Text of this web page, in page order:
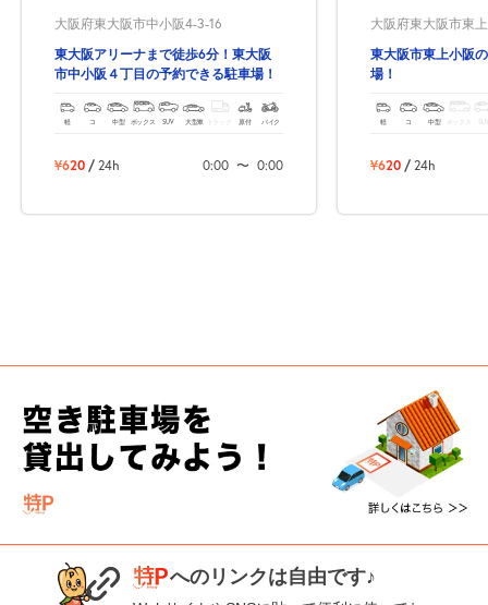
大阪府東大阪市中小阪4-3-16
東大阪アリーナまで徒歩6分！東大阪
市中小阪４丁目の予約できる駐車場！
軽 コ 中型 ボックス SUV 大型車 トラック 原付 バイク
¥620 / 24h 0:00 〜 0:00
大阪府東大阪市東
東大阪市東上小阪
場！
軽 コ 中型 ボックス
¥620 / 24h
へのリンクは自由です♪